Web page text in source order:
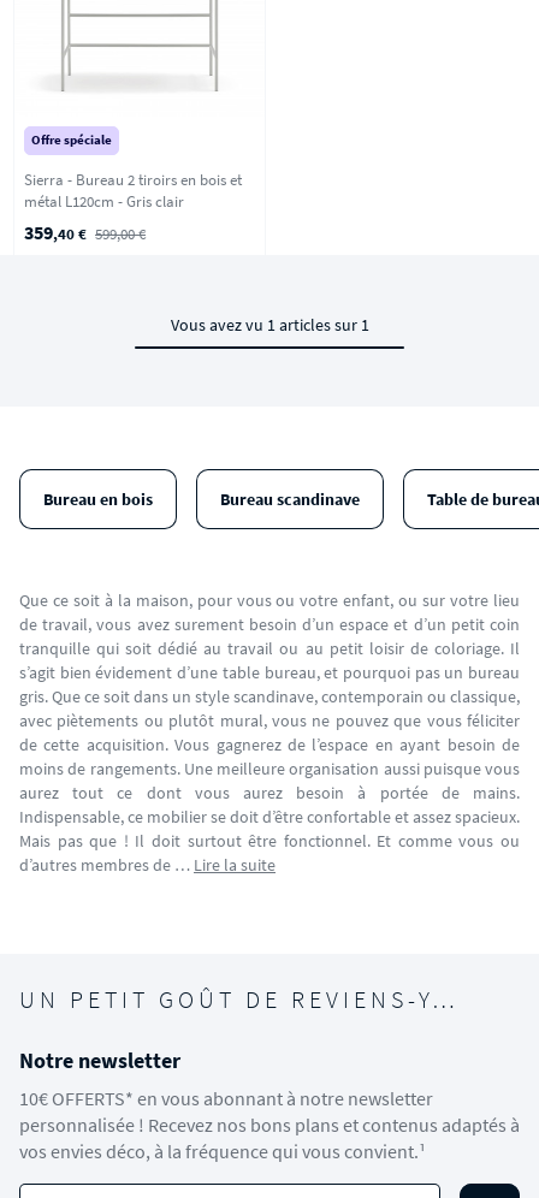
Offre spéciale
Sierra - Bureau 2 tiroirs en bois et
métal L120cm - Gris clair
359,40 € 599,00 €
Vous avez vu 1 articles sur 1
Bureau en bois Bureau scandinave Table de
Que ce soit à la maison, pour vous ou votre enfant, ou sur votre lieu
de travail, vous avez surement besoin d’un espace et d’un petit coin
tranquille qui soit dédié au travail ou au petit loisir de coloriage. Il
s’agit bien évidement d’une table bureau, et pourquoi pas un bureau
gris. Que ce soit dans un style scandinave, contemporain ou classique,
avec piètements ou plutôt mural, vous ne pouvez que vous féliciter
de cette acquisition. Vous gagnerez de l’espace en ayant besoin de
moins de rangements. Une meilleure organisation aussi puisque vous
aurez tout ce dont vous aurez besoin à portée de mains.
Indispensable, ce mobilier se doit d’être confortable et assez spacieux.
Mais pas que ! Il doit surtout être fonctionnel. Et comme vous ou
d’autres membres de … Lire la suite
UN PETIT GOÛT DE REVIENS-Y…
Notre newsletter
10€ OFFERTS* en vous abonnant à notre newsletter
personnalisée ! Recevez nos bons plans et contenus adaptés à
vos envies déco, à la fréquence qui vous convient.¹